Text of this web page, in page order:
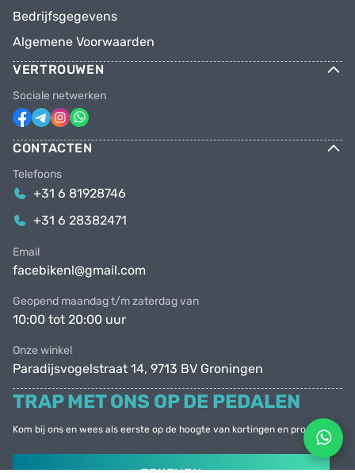
Bedrijfsgegevens
Algemene Voorwaarden
VERTROUWEN
Sociale netwerken
CONTACTEN
Telefoons
+31 6 81928746
+31 6 28382471
Email
facebikenl@gmail.com
Geopend maandag t/m zaterdag van
10:00 tot 20:00 uur
Onze winkel
Paradijsvogelstraat 14, 9713 BV Groningen
TRAP MET ONS OP DE PEDALEN
Kom bij ons en wees als eerste op de hoogte van kortingen en promoties